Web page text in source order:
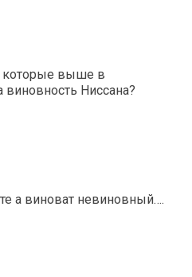
которые выше в
виновность Ниссана?
а виноват невиновный….